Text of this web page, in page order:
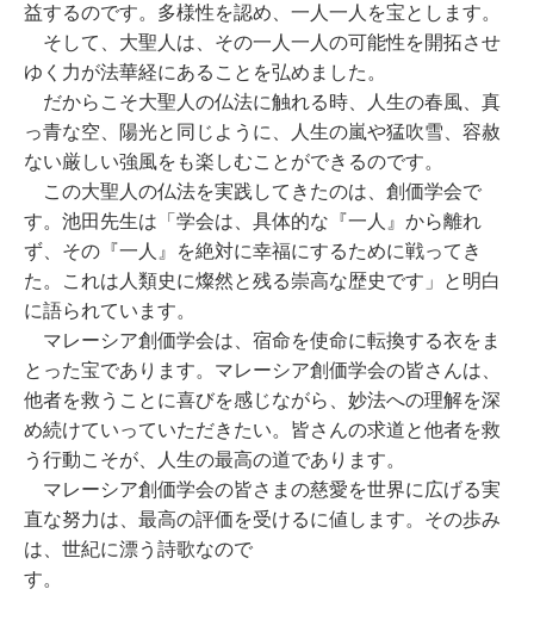
益するのです。多様性を認め、一人一人を宝とします。
そして、大聖人は、その一人一人の可能性を開拓させ
ゆく力が法華経にあることを弘めました。
だからこそ大聖人の仏法に触れる時、人生の春風、真
っ青な空、陽光と同じように、人生の嵐や猛吹雪、容赦
ない厳しい強風をも楽しむことができるのです。
この大聖人の仏法を実践してきたのは、創価学会で
す。池田先生は「学会は、具体的な『一人』から離れ
ず、その『一人』を絶対に幸福にするために戦ってき
た。これは人類史に燦然と残る崇高な歴史です」と明白
に語られています。
マレーシア創価学会は、宿命を使命に転換する衣をま
とった宝であります。マレーシア創価学会の皆さんは、
他者を救うことに喜びを感じながら、妙法への理解を深
め続けていっていただきたい。皆さんの求道と他者を救
う行動こそが、人生の最高の道であります。
マレーシア創価学会の皆さまの慈愛を世界に広げる実
直な努力は、最高の評価を受けるに値します。その歩み
は、世紀に漂う詩歌なので
す。